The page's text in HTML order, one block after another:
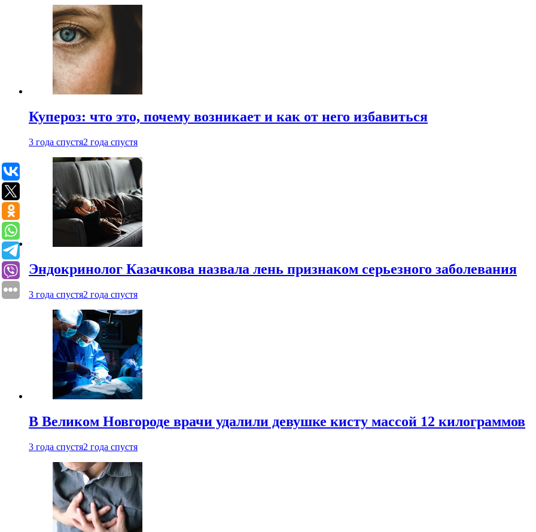
Купероз: что это, почему возникает и как от него избавиться
3 года спустя2 года спустя
Эндокринолог Казачкова назвала лень признаком серьезного заболевания
3 года спустя2 года спустя
В Великом Новгороде врачи удалили девушке кисту массой 12 килограммов
3 года спустя2 года спустя